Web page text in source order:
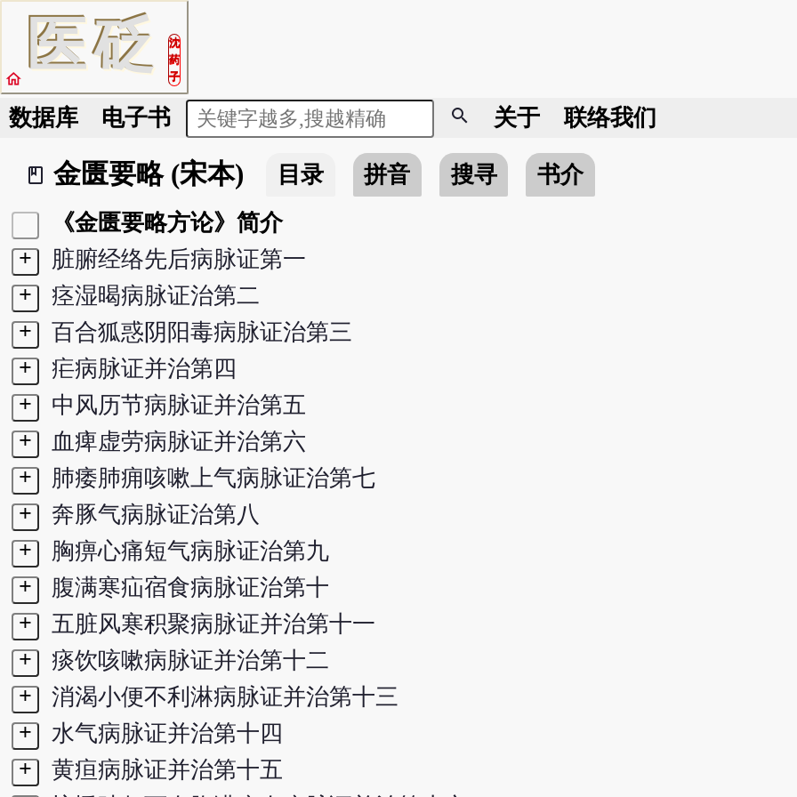
医砭
沈
药
子
home
数据库 电子书 search 关于 联络我们
book_2
金匮要略 (宋本) 目录 拼音 搜寻
书介
《金匮要略方论》简介
+
脏腑经络先后病脉证第一
+
痉湿暍病脉证治第二
+
百合狐惑阴阳毒病脉证治第三
+
疟病脉证并治第四
+
中风历节病脉证并治第五
+
血痺虚劳病脉证并治第六
+
肺痿肺痈咳嗽上气病脉证治第七
+
奔豚气病脉证治第八
+
胸痹心痛短气病脉证治第九
+
腹满寒疝宿食病脉证治第十
+
五脏风寒积聚病脉证并治第十一
+
痰饮咳嗽病脉证并治第十二
+
消渴小便不利淋病脉证并治第十三
+
水气病脉证并治第十四
+
黄疸病脉证并治第十五